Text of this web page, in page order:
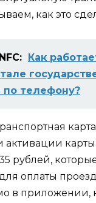
как это
Как
по телефону?
активации
рублей,
оплаты
в приложении,